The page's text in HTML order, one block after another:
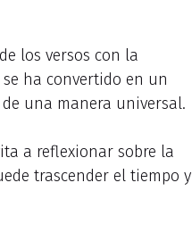
los versos con la
ha convertido en un
una manera universal.
a reflexionar sobre la
trascender el tiempo y